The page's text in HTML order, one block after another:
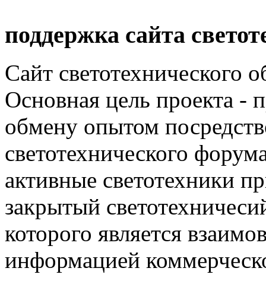
поддержка сайта
Сайт светотехнического
Основная цель проекта -
обмену опытом
светотехнического
активные светотехники
закрытый
которого является
информацией